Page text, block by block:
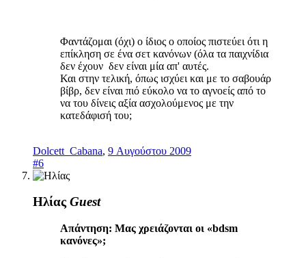
Φαντάζομαι (όχι) ο ίδιος ο οποίος πιστεύει ότι η
επίκληση σε ένα σετ κανόνων (όλα τα παιχνίδια
δεν έχουν δεν είναι μία απ' αυτές.
Και στην τελική, όπως ισχύει και με το σαβουάρ
βίβρ, δεν είναι πιό εύκολο να το αγνοείς από το
να του δίνεις αξία ασχολούμενος με την
κατεδάφισή του;
Dolcett_Cabana, 9 Αυγούστου 2009
#6
Ηλίας Guest
Απάντηση: Μας χρειάζονται οι «bdsm
κανόνες»;